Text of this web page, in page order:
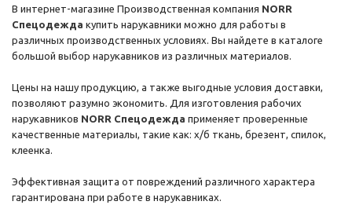
В интернет-магазине Производственная компания NORR
Спецодежда купить нарукавники можно для работы в
различных производственных условиях. Вы найдете в каталоге
большой выбор нарукавников из различных материалов.
Цены на нашу продукцию, а также выгодные условия доставки,
позволяют разумно экономить. Для изготовления рабочих
нарукавников NORR Спецодежда применяет проверенные
качественные материалы, такие как: х/б ткань, брезент, спилок,
клеенка.
Эффективная защита от повреждений различного характера
гарантирована при работе в нарукавниках.